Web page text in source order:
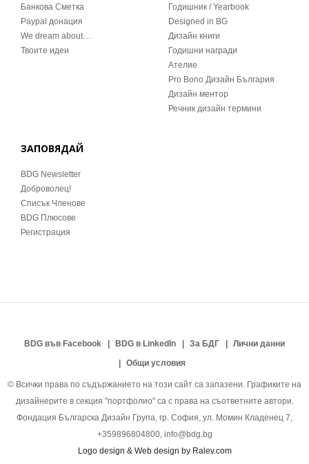
Банкова Сметка
Paypal донация
We dream about…
Твоите идеи
Годишник / Yearbook
Designed in BG
Дизайн книги
Годишни награди
Ателие
Pro Bono Дизайн България
Дизайн ментор
Речник дизайн термини
ЗАПОВЯДАЙ
BDG Newsletter
Доброволец!
Списък Членове
BDG Плюсове
Регистрация
BDG във Facebook BDG в LinkedIn За БДГ
Лични данни
Общи условия
© Всички права по съдържанието на този сайт са запазени. Графиките на
дизайнерите в секция "портфолио" са с права на съответните автори.
Фондация Българска Дизайн Група, гр. София, ул. Момин Кладенец 7,
+359896804800, info@bdg.bg
Logo design & Web design by Ralev.com